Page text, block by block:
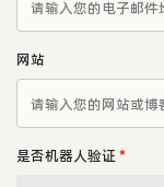
网站
是否机器人验证 *